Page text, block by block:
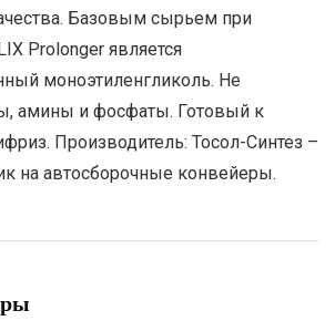
Базовым сырьем при
Prolonger является
моноэтиленгликоль. Не
амины и фосфаты. Готовый к
Производитель: Тосол-Синтез –
на автосборочные конвейеры.